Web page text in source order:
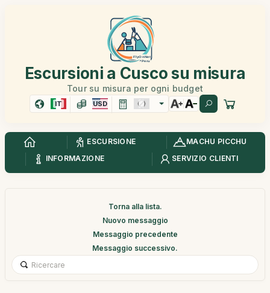
Escursioni a Cusco su misura
Tour su misura per ogni budget
IT USD
ESCURSIONE
MACHU PICCHU
INFORMAZIONE
SERVIZIO CLIENTI
Torna alla lista.
Nuovo messaggio
Messaggio precedente
Messaggio successivo.